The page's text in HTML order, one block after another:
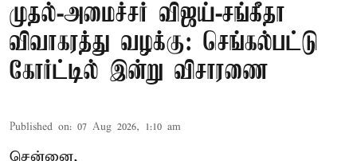
முதல்-அமைச்சர் விஜய்-சங்கீதா
விவாகரத்து வழக்கு: செங்கல்பட்டு
கோர்ட்டில் இன்று விசாரணை
Published on: 07 Aug 2026, 1:10 am
சென்னை,